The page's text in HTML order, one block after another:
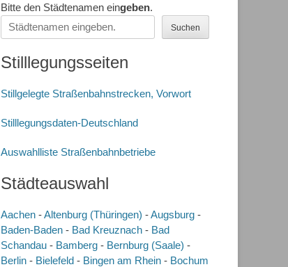
Bitte den Städtenamen eingeben.
Suchen
Stilllegungsseiten
Stillgelegte Straßenbahnstrecken, Vorwort
Stilllegungsdaten-Deutschland
Auswahlliste Straßenbahnbetriebe
Städteauswahl
Aachen -Altenburg (Thüringen) -Augsburg -
Baden-Baden - Bad Kreuznach - Bad
Schandau - Bamberg - Bernburg (Saale) -
Berlin - Bielefeld - Bingen am Rhein - Bochum